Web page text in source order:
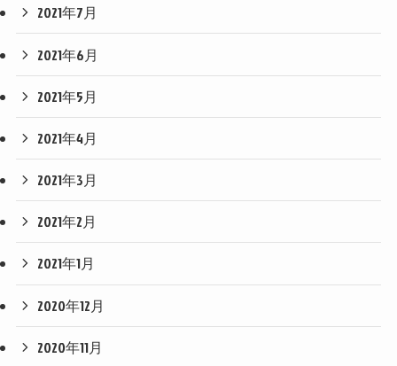
2021年7月
2021年6月
2021年5月
2021年4月
2021年3月
2021年2月
2021年1月
2020年12月
2020年11月